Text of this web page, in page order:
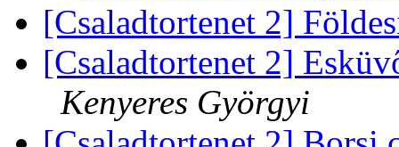
[Csaladtortenet 2]
[Csaladtortenet 2]
Kenyeres Györgyi